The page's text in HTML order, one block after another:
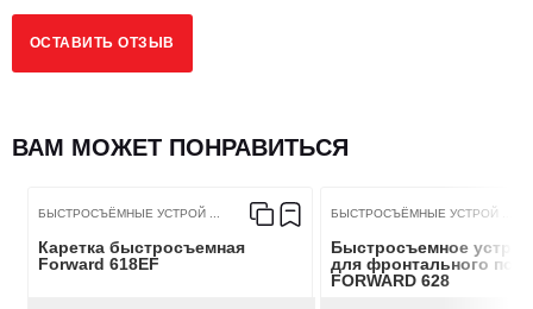
ОСТАВИТЬ ОТЗЫВ
ВАМ МОЖЕТ ПОНРАВИТЬСЯ
БЫСТРОСЪЁМНЫЕ УСТРОЙ ...
Каретка быстросъемная
Forward 618EF
БЫСТРОСЪЁМНЫЕ УСТРОЙ ...
Быстросъемное
для фронтального
FORWARD 628